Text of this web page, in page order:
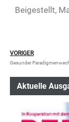
Beigestellt,
VORIGER
Gesunder
Aktuelle